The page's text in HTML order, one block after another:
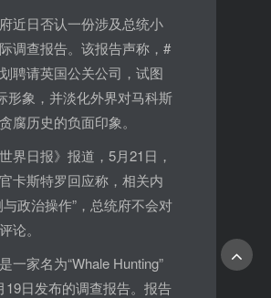
近日否认一份涉及总统小
调查报告。该报告声称，#
聘请英国公关公司，试图
形象，并淡化外界对马科斯
腐历史的负面印象。
界日报》报道，5月21日，
卡斯特罗回应称，相关内
与政治操作”，总统府不会对
论。
一家名为“Whale Hunting”
19日发布的调查报告。报告